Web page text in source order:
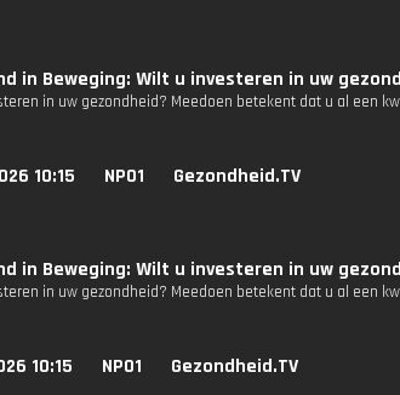
in Beweging: Wilt u investeren in uw
in uw gezondheid? Meedoen betekent dat u al een
10:15 NPO1 Gezondheid.TV
in Beweging: Wilt u investeren in uw
in uw gezondheid? Meedoen betekent dat u al een
10:15 NPO1 Gezondheid.TV